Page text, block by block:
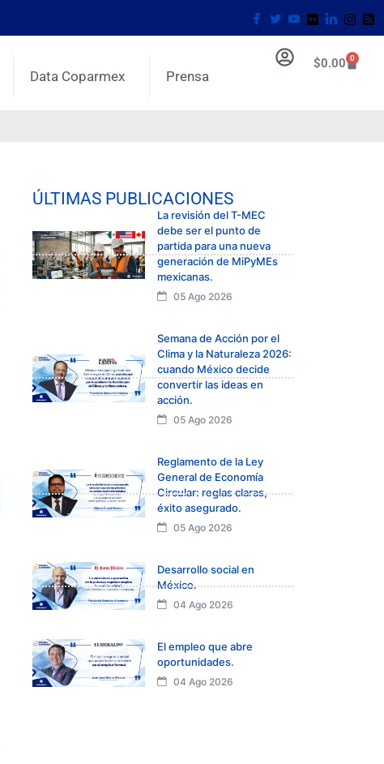
Data Coparmex Prensa
$0.00 0
ÚLTIMAS PUBLICACIONES
La revisión del T-MEC
debe ser el punto de
partida para una nueva
generación de MiPyMEs
mexicanas.
05 Ago 2026
Semana de Acción por el
Clima y la Naturaleza 2026:
cuando México decide
convertir las ideas en
acción.
05 Ago 2026
Reglamento de la Ley
General de Economía
Circular: reglas claras,
éxito asegurado.
05 Ago 2026
Desarrollo social en
México.
04 Ago 2026
El empleo que abre
oportunidades.
04 Ago 2026